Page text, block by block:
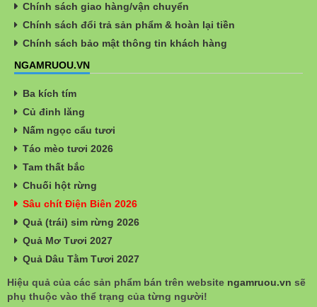
Chính sách giao hàng/vận chuyển
Chính sách đổi trả sản phẩm & hoàn lại tiền
Chính sách bảo mật thông tin khách hàng
NGAMRUOU.VN
Ba kích tím
Củ đinh lăng
Nấm ngọc cẩu tươi
Táo mèo tươi 2026
Tam thất bắc
Chuối hột rừng
Sâu chít Điện Biên 2026
Quả (trái) sim rừng 2026
Quả Mơ Tươi 2027
Quả Dâu Tằm Tươi 2027
Hiệu quả của các sản phẩm bán trên website ngamruou.vn sẽ
phụ thuộc vào thể trạng của từng người!